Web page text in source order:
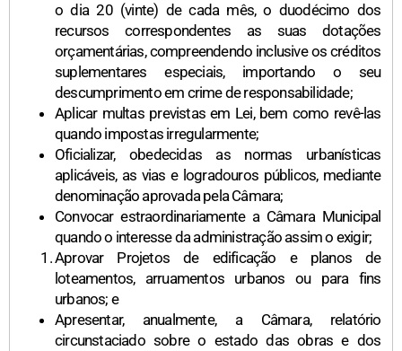
o dia 20 (vinte) de cada mês, o duodécimo dos
recursos correspondentes as suas dotações
orçamentárias, compreendendo inclusive os créditos
suplementares especiais, importando o seu
descumprimento em crime de responsabilidade;
Aplicar multas previstas em Lei, bem como revê-las
quando impostas irregularmente;
Oficializar, obedecidas as normas urbanísticas
aplicáveis, as vias e logradouros públicos, mediante
denominação aprovada pela Câmara;
Convocar estraordinariamente a Câmara Municipal
quando o interesse da administração assim o exigir;
Aprovar Projetos de edificação e planos de
loteamentos, arruamentos urbanos ou para fins
urbanos; e
Apresentar, anualmente, a Câmara, relatório
circunstaciado sobre o estado das obras e dos